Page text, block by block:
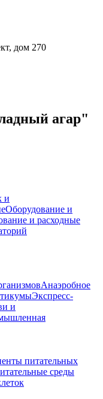
дом 270
агар"
и
Оборудование и
и расходные
Анаэробное
Экспресс-
и
питательных
среды